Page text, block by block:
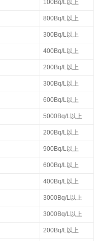
100Bq/L以上
800Bq/L以上
300Bq/L以上
400Bq/L以上
200Bq/L以上
300Bq/L以上
600Bq/L以上
5000Bq/L以上
200Bq/L以上
900Bq/L以上
600Bq/L以上
400Bq/L以上
3000Bq/L以上
3000Bq/L以上
200Bq/L以上